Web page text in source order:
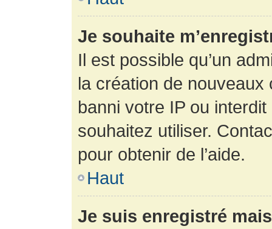
Je souhaite
Il est possible qu’un
la création de
banni votre IP ou
souhaitez utiliser.
pour obtenir de l’aide.
Haut
Je suis enregistré